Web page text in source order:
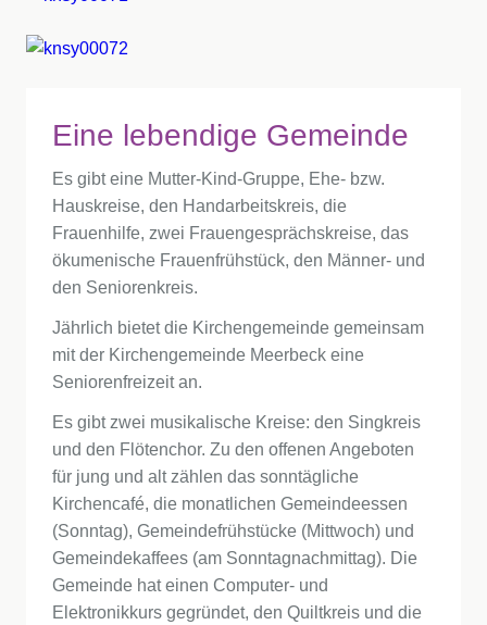
Eine lebendige Gemeinde
Es gibt eine Mutter-Kind-Gruppe, Ehe- bzw.
Hauskreise, den Handarbeitskreis, die
Frauenhilfe, zwei Frauengesprächskreise, das
ökumenische Frauenfrühstück, den Männer- und
den Seniorenkreis.
Jährlich bietet die Kirchengemeinde gemeinsam
mit der Kirchengemeinde Meerbeck eine
Seniorenfreizeit an.
Es gibt zwei musikalische Kreise: den Singkreis
und den Flötenchor. Zu den offenen Angeboten
für jung und alt zählen das sonntägliche
Kirchencafé, die monatlichen Gemeindeessen
(Sonntag), Gemeindefrühstücke (Mittwoch) und
Gemeindekaffees (am Sonntagnachmittag). Die
Gemeinde hat einen Computer- und
Elektronikkurs gegründet, den Quiltkreis und die